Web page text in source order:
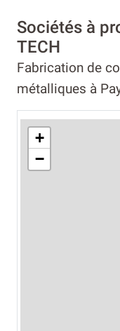
Sociétés à
TECH
Fabrication de
métalliques à
+
−